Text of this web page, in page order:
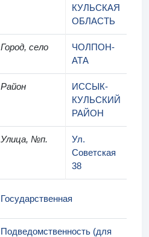
КУЛЬСКАЯ
ОБЛАСТЬ
Город, село
ЧОЛПОН-
АТА
Район
ИССЫК-
КУЛЬСКИЙ
РАЙОН
Улица, №п.
Ул.
Советская
38
Государственная
Подведомственность (для